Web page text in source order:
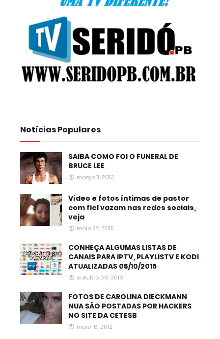
Notícias Populares
SAIBA COMO FOI O FUNERAL DE
BRUCE LEE
março 11, 2012
Vídeo e fotos íntimas de pastor
com fiel vazam nas redes sociais,
veja
maio 22, 2015
CONHEÇA ALGUMAS LISTAS DE
CANAIS PARA IPTV, PLAYLISTV E KODI
ATUALIZADAS 05/10/2016
outubro 09, 2016
FOTOS DE CAROLINA DIECKMANN
NUA SÃO POSTADAS POR HACKERS
NO SITE DA CETESB
maio 16, 2012